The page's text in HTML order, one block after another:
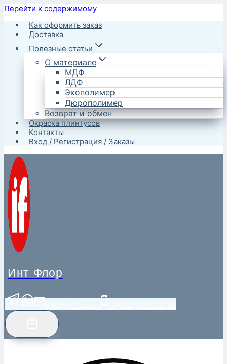
Перейти к содержимому
Как оформить заказ
Доставка
Полезные статьи
О материале
МДФ
ЛДФ
Экополимер
Дюрополимер
Возврат и обмен
Окраска плинтусов
Контакты
Вход / Регистрация / Заказы
Инт Флор